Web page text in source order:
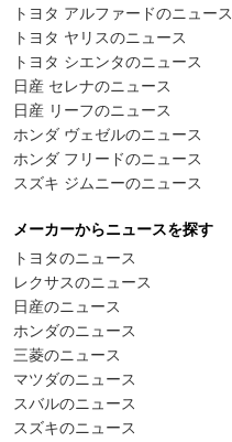
トヨタ アルファードのニュース
トヨタ ヤリスのニュース
トヨタ シエンタのニュース
日産 セレナのニュース
日産 リーフのニュース
ホンダ ヴェゼルのニュース
ホンダ フリードのニュース
スズキ ジムニーのニュース
メーカーからニュースを探す
トヨタのニュース
レクサスのニュース
日産のニュース
ホンダのニュース
三菱のニュース
マツダのニュース
スバルのニュース
スズキのニュース